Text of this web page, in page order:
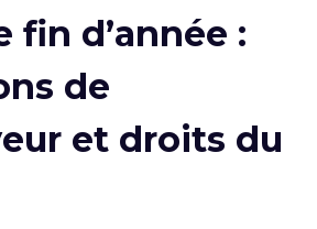
fin d’année :
de
et droits du